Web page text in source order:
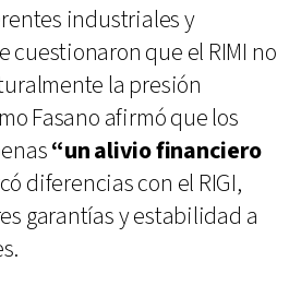
industriales y
cuestionaron que el RIMI no
la presión
Fasano afirmó que los
“un alivio financiero
diferencias con el RIGI,
garantías y estabilidad a